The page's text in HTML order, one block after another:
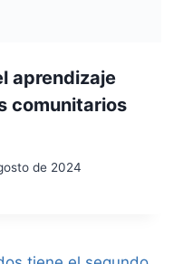
aprendizaje
comunitarios
de 2024